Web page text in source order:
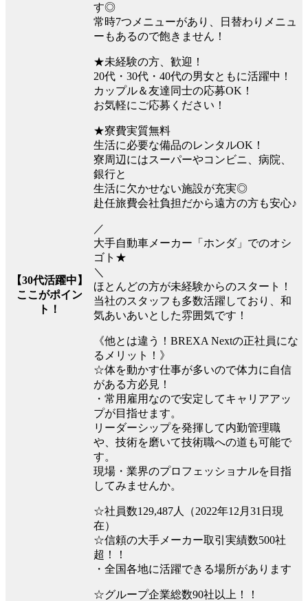
【30代活躍中】
ここがポイン
ト！
す◎
常時7つメニューがあり、日替わりメニュ
ーもあるので飽きません！
★未経験の方、歓迎！
20代・30代・40代の男女ともに活躍中！
カップル＆友達同士の応募OK！
お気軽にご応募ください！
★寮費実質無料
生活に必要な備品のレンタルOK！
寮周辺にはスーパーやコンビニ、病院、
銀行と
生活に欠かせない施設が充実◎
赴任旅費会社負担だから遠方の方も安心♪
／
大手自動車メーカー「ホンダ」でのオシ
ゴト★
＼
ほとんどの方が未経験からのスタート！
当社のスタッフも多数活躍しており、和
気あいあいとした雰囲気です！
《他とは違う！BREXA Nextの正社員にな
るメリット！》
☆体を動かす仕事が多いので体力に自信
がある方必見！
・常用雇用なので安定してキャリアアッ
プが目指せます。
リーダーシップを発揮して内勤管理職
や、技術を磨いて技術職への道も可能で
す。
現場・業界のプロフェッショナルを目指
してみませんか。
☆社員数129,487人（2022年12月31日現
在）
☆信頼の大手メーカー取引実績数500社
超！！
・全国各地に活躍できる場所があります
☆グループ企業総数90社以上！！